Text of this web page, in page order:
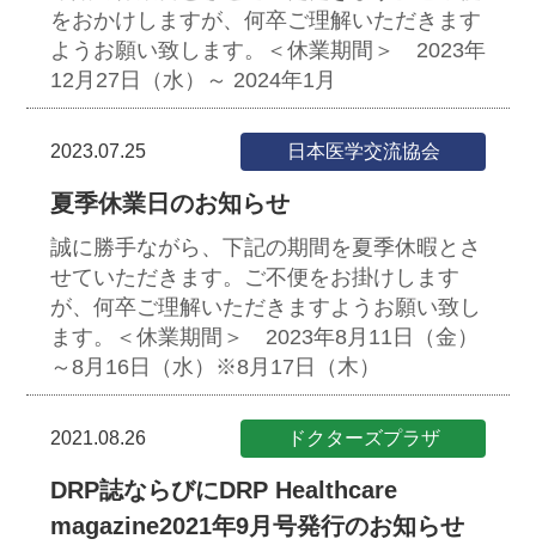
をおかけしますが、何卒ご理解いただきます
ようお願い致します。＜休業期間＞ 2023年
12月27日（水）～ 2024年1月
2023.07.25 日本医学交流協会
夏季休業日のお知らせ
誠に勝手ながら、下記の期間を夏季休暇とさ
せていただきます。ご不便をお掛けします
が、何卒ご理解いただきますようお願い致し
ます。＜休業期間＞ 2023年8月11日（金）
～8月16日（水）※8月17日（木）
2021.08.26 ドクターズプラザ
DRP誌ならびにDRP Healthcare
magazine2021年9月号発行のお知らせ